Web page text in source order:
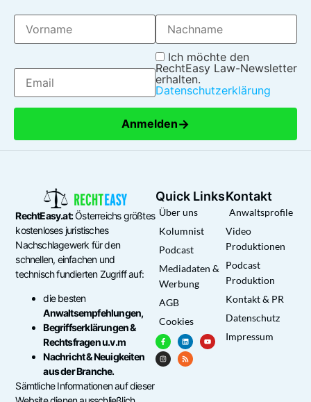
Ich möchte den
RechtEasy Law-Newsletter
erhalten.
Datenschutzerklärung
Anmelden→
RechtEasy.at:Österreichs größtes
kostenloses juristisches
Nachschlagewerk für den
schnellen, einfachen und
technisch fundierten Zugriff auf:
die besten
Anwaltsempfehlungen,
Begriffserklärungen &
Rechtsfragen u.v.m
Nachricht & Neuigkeiten
aus der Branche.
Sämtliche Informationen auf dieser
Quick Links
Über uns
Kolumnist
Podcast
Mediadaten &
Werbung
AGB
Cookies
Kontakt
Anwaltsprofile
Video
Produktionen
Podcast
Produktion
Kontakt & PR
Datenschutz
Impressum